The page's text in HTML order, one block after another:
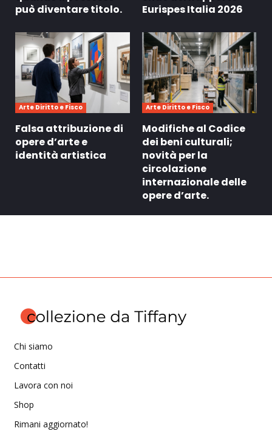
può diventare titolo.
Eurispes Italia 2026
Arte Diritto e Fisco
Falsa attribuzione di
opere d’arte e
identità artistica
Arte Diritto e Fisco
Modifiche al Codice
dei beni culturali;
novità per la
circolazione
internazionale delle
opere d’arte.
Chi siamo
Contatti
Lavora con noi
Shop
Rimani aggiornato!